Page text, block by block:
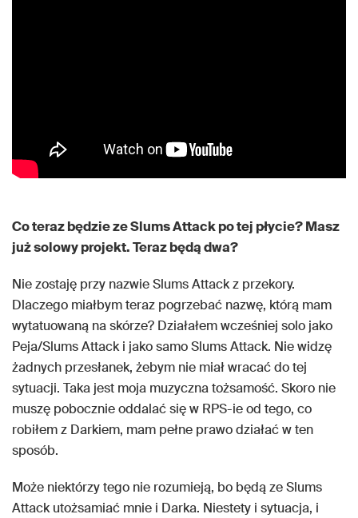
Co teraz będzie ze Slums Attack po tej płycie? Masz
już solowy projekt. Teraz będą dwa?
Nie zostaję przy nazwie Slums Attack z przekory.
Dlaczego miałbym teraz pogrzebać nazwę, którą mam
wytatuowaną na skórze? Działałem wcześniej solo jako
Peja/Slums Attack i jako samo Slums Attack. Nie widzę
żadnych przesłanek, żebym nie miał wracać do tej
sytuacji. Taka jest moja muzyczna tożsamość. Skoro nie
muszę pobocznie oddalać się w RPS-ie od tego, co
robiłem z Darkiem, mam pełne prawo działać w ten
sposób.
Może niektórzy tego nie rozumieją, bo będą ze Slums
Attack utożsamiać mnie i Darka. Niestety i sytuacja, i